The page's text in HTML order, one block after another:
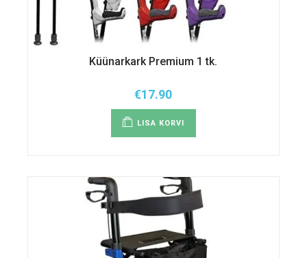
Küünarkark Premium 1 tk.
€17.90
LISA KORVI